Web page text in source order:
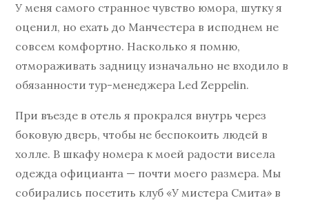
У меня самого странное чувство юмора, шутку я
оценил, но ехать до Манчестера в исподнем не
совсем комфортно. Насколько я помню,
отмораживать задницу изначально не входило в
обязанности тур-менеджера Led Zeppelin.
При въезде в отель я прокрался внутрь через
боковую дверь, чтобы не беспокоить людей в
холле. В шкафу номера к моей радости висела
одежда официанта — почти моего размера. Мы
собирались посетить клуб «У мистера Смита» в